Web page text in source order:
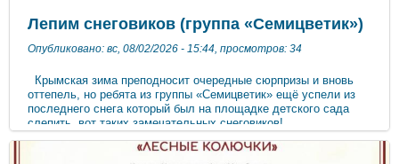
Лепим снеговиков (группа «Семицветик»)
Опубликовано: вс, 08/02/2026 - 15:44, просмотров: 34
Крымская зима преподносит очередные сюрпризы и вновь
оттепель, но ребята из группы «Семицветик» ещё успели из
последнего снега который был на площадке детского сада
слепить вот таких замечательных снеговиков!